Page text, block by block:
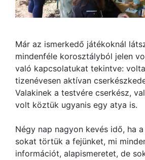
Már az ismerkedő játékoknál
mindenféle korosztályból jelen
való kapcsolatukat tekintve:
tizenévesen aktívan
Valakinek a testvére cserkész,
volt köztük ugyanis egy atya is.
Négy nap nagyon kevés idő, ha
sokat törtük a fejünket, mi
információt, alapismeretet, de